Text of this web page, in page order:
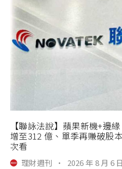
【聯詠法說】蘋果新機+邊
增至312 億、單季再賺破股
次看
理財週刊 · 2026 年 8 月 6 日